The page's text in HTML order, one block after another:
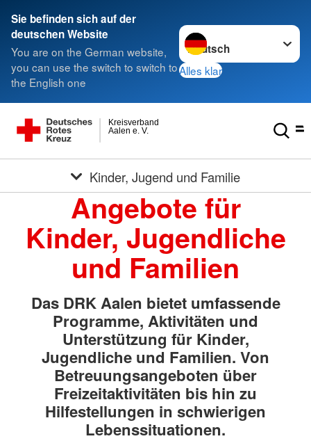
Sie befinden sich auf der
deutschen Website
You are on the German website,
you can use the switch to switch to
the English one
Sprache wechseln zu
Alles klar
Aalen e. V.
Kreisverband
Kinder, Jugend und Familie
Angebote für
Kinder, Jugendliche
und Familien
Das DRK Aalen bietet umfassende
Programme, Aktivitäten und
Unterstützung für Kinder,
Jugendliche und Familien. Von
Betreuungsangeboten über
Freizeitaktivitäten bis hin zu
Hilfestellungen in schwierigen
Lebenssituationen.